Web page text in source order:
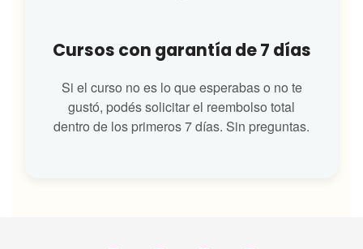
Cursos con garantía de 7 días
Si el curso no es lo que esperabas o no te
gustó, podés solicitar el reembolso total
dentro de los primeros 7 días. Sin preguntas.